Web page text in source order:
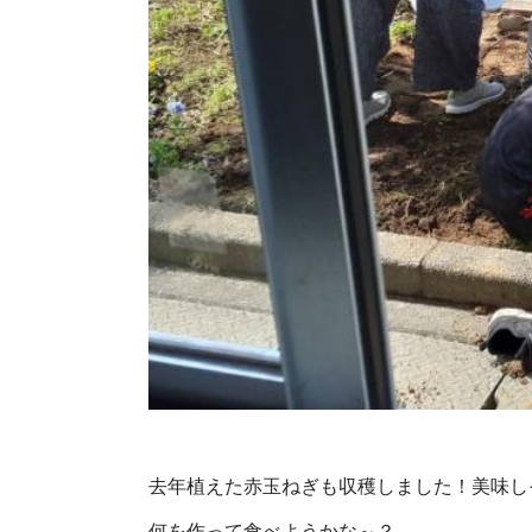
去年植えた赤玉ねぎも収穫しました！美味